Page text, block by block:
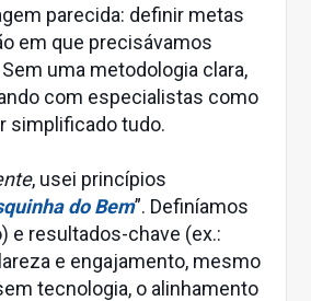
parecida: definir metas
em que precisávamos
uma metodologia clara,
com especialistas como
simplificado tudo.
, usei princípios
do Bem”. Definíamos
e resultados-chave (ex.:
e engajamento, mesmo
tecnologia, o alinhamento